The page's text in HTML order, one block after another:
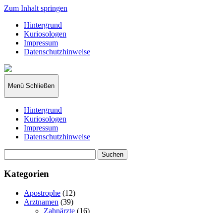
Zum Inhalt springen
Hintergrund
Kuriosologen
Impressum
Datenschutzhinweise
kuriosologie.de
Menü Schließen
Hintergrund
Kuriosologen
Impressum
Datenschutzhinweise
nach:
Kategorien
Apostrophe (12)
Arztnamen (39)
Zahnärzte (16)